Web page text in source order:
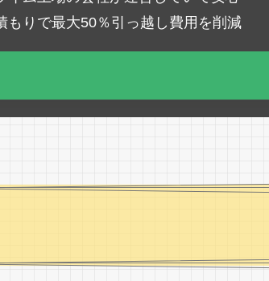
もりで最大50％引っ越し費用を削減